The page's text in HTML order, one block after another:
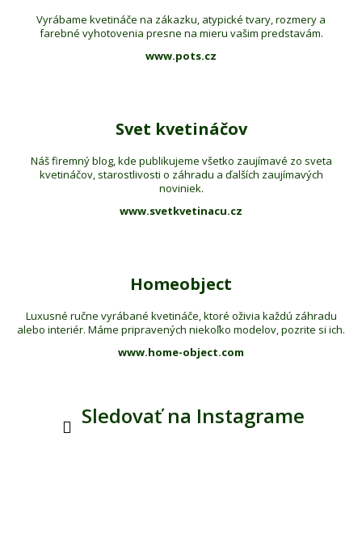
Vyrábame kvetináče na zákazku, atypické tvary, rozmery a
farebné vyhotovenia presne na mieru vašim predstavám.
www.pots.cz
Svet kvetináčov
Náš firemný blog, kde publikujeme všetko zaujímavé zo sveta
kvetináčov, starostlivosti o záhradu a ďalších zaujímavých
noviniek.
www.svetkvetinacu.cz
Homeobject
Luxusné ručne vyrábané kvetináče, ktoré oživia každú záhradu
alebo interiér. Máme pripravených niekoľko modelov, pozrite si ich.
www.home-object.com
Sledovať na Instagrame